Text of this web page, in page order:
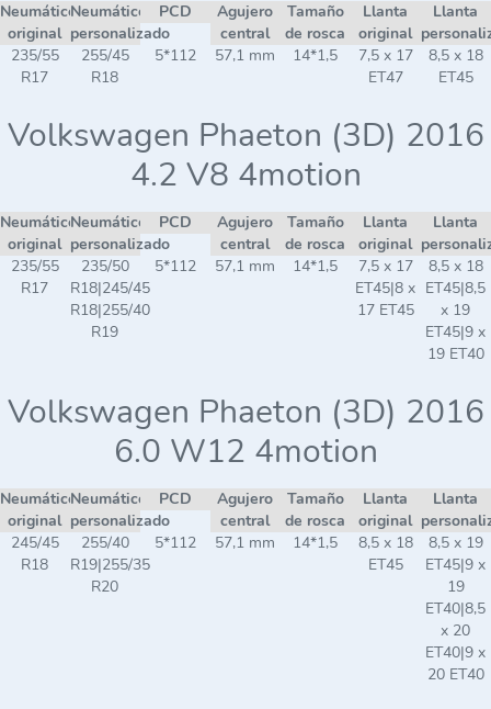
Neumático
original
Neumático
personalizado
PCD
Agujero
central
Tamaño
de rosca
Llanta
original
Llanta
235/55
R17
255/45
R18
5*112 57,1 mm 14*1,5
7,5 x 17
ET47
8,5 x 18
ET45
Volkswagen Phaeton (3D) 2016
4.2 V8 4motion
Neumático
original
Neumático
personalizado
PCD
Agujero
central
Tamaño
de rosca
Llanta
original
Llanta
235/55
R17
235/50
R18|245/45
R18|255/40
R19
5*112 57,1 mm 14*1,5
7,5 x 17
ET45|8 x
17 ET45
8,5 x 18
ET45|8,5
x 19
ET45|9 x
19 ET40
Volkswagen Phaeton (3D) 2016
6.0 W12 4motion
Neumático
original
Neumático
personalizado
PCD
Agujero
central
Tamaño
de rosca
Llanta
original
Llanta
245/45
R18
255/40
R19|255/35
R20
5*112 57,1 mm 14*1,5
8,5 x 18
ET45
8,5 x 19
ET45|9 x
19
ET40|8,5
x 20
ET40|9 x
20 ET40